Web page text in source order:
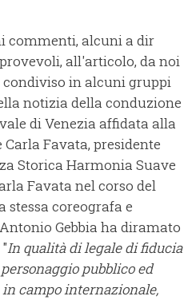
commenti, alcuni a dir
all'articolo, da noi
condiviso in alcuni gruppi
notizia della conduzione
di Venezia affidata alla
Favata, presidente
Storica Harmonia Suave
Favata nel corso del
stessa coreografa e
Gebbia ha diramato
In qualità di legale di fiducia
pubblico ed
campo internazionale,